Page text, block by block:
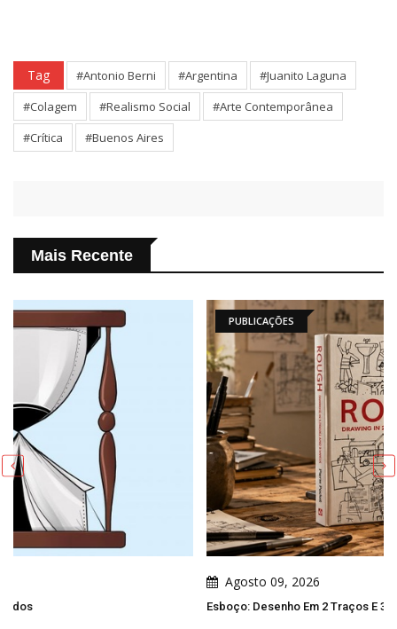
Tag #Antonio Berni #Argentina
#Juanito Laguna
#Colagem
#Realismo Social
#Arte Contemporânea
#Crítica
#Buenos Aires
Mais Recente
PUBLICAÇÕES
Esboço: Desenho Em 2 Traços E 3 Movimentos Por Pierre